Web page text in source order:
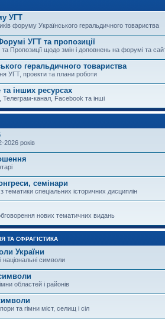
УГТ
форуму Українського геральдичного товариства
УГТ та пропозиції
та Пропозиції щодо змін і доповнень на форумі та
геральдичного товариства
УГТ, проекти та плани роботи
інших ресурсах
канал, Facebook та інші
2026 років
семінари
тематики спеціальних історичних дисциплін
нових тематичних видань
ТА СФРАГІСТИКА
України
національні символи
областей і районів
та гімни міст, селищ і сіл